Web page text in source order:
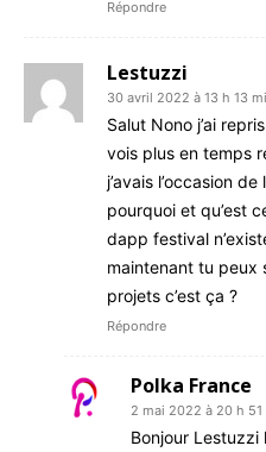
Répondre
Lestuzzi
30 avril 2022 à 13 h 13
Salut Nono j’ai
vois plus en temps
j’avais l’occasion
pourquoi et qu’est
dapp festival
maintenant tu peux
projets c’est ça ?
Répondre
Polka France
2 mai 2022 à 20 h 51
Bonjour